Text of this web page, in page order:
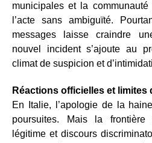
municipales et la
l’acte sans ambiguïté.
messages laisse craindre
nouvel incident s’ajoute au
climat de suspicion et
Réactions officielles et limites
En Italie, l’apologie de la
poursuites. Mais la frontière
légitime et discours